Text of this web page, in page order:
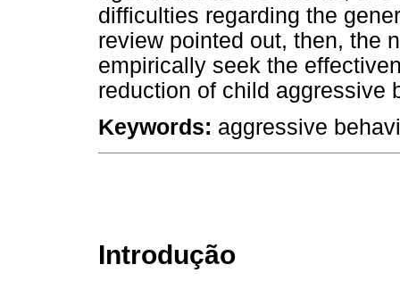
difficulties regarding the
review pointed out, then, the
empirically seek the
reduction of child aggressive
Keywords: aggressive
Introdução